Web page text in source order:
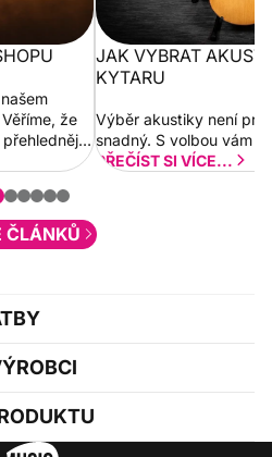
že
přidávat
JAK VYBRAT
KYTARU
Výběr akustiky není pro
snadný. S volbou vám
PŘEČÍST SI VÍCE...
ČLÁNKŮ